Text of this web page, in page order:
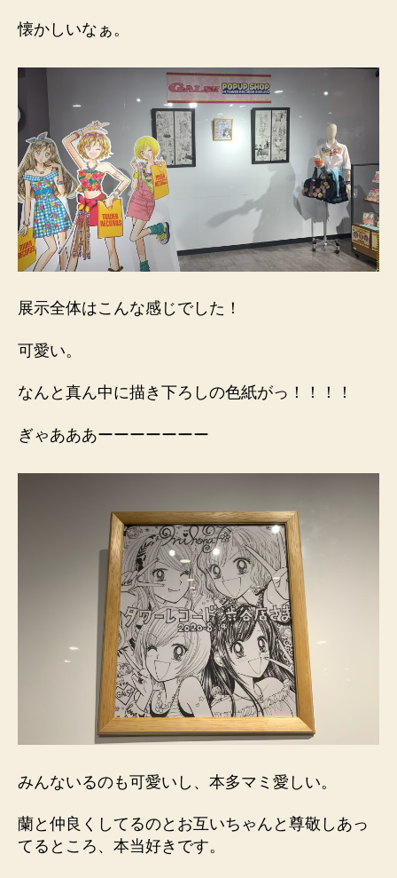
懐かしいなぁ。
展示全体はこんな感じでした！
可愛い。
なんと真ん中に描き下ろしの色紙がっ！！！！
ぎゃあああーーーーーーー
みんないるのも可愛いし、本多マミ愛しい。
蘭と仲良くしてるのとお互いちゃんと尊敬しあっ
てるところ、本当好きです。